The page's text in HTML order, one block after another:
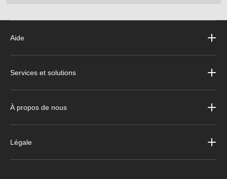
Aide
Services et solutions
À propos de nous
Légale